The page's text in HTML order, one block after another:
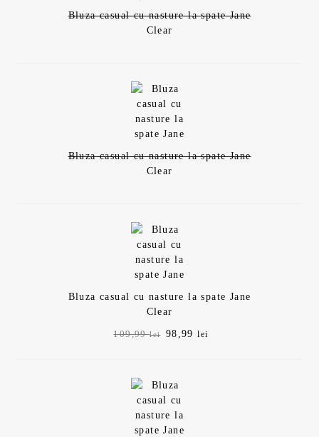
Bluza casual cu nasture la spate Jane
Clear
Bluza casual cu nasture la spate Jane
Clear
Bluza casual cu nasture la spate Jane
Clear
109,99lei
Prețul
98,99lei